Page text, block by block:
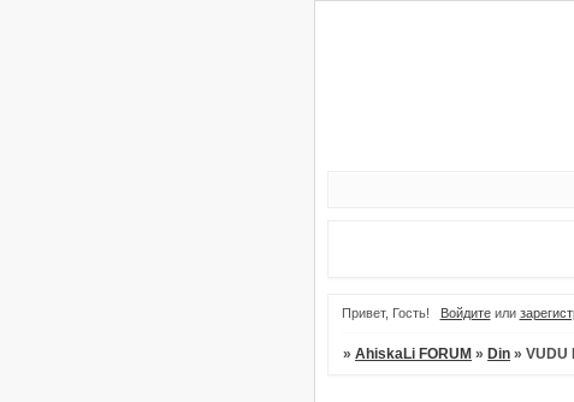
Привет, Гость! Войдитеили
»AhiskaLi FORUM »Din »VUDU